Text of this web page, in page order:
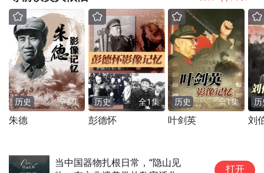
合作的全新尝试。未来,这段青春“拾光”,或将
照亮更多人跨越国界、共筑理解之桥的脚
步。
(通讯员：胡威)
历史 全1集
朱德
历史 全1集
彭德怀
历史 全1集
叶剑英 刘
当中国器物扎根日常，“隐山见
打开